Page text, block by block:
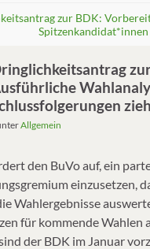
zur BDK:
Spitzenkandidat*innen
Allgemein
den BuVo auf, ein
einzusetzen,
Wahlergebnisse
für kommende Wahlen
der BDK im Januar